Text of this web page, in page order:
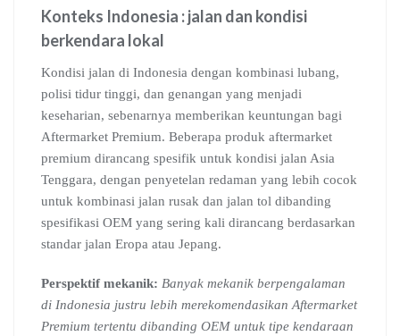
Konteks Indonesia : jalan dan kondisi
berkendara lokal
Kondisi jalan di Indonesia dengan kombinasi lubang,
polisi tidur tinggi, dan genangan yang menjadi
keseharian, sebenarnya memberikan keuntungan bagi
Aftermarket Premium. Beberapa produk aftermarket
premium dirancang spesifik untuk kondisi jalan Asia
Tenggara, dengan penyetelan redaman yang lebih cocok
untuk kombinasi jalan rusak dan jalan tol dibanding
spesifikasi OEM yang sering kali dirancang berdasarkan
standar jalan Eropa atau Jepang.
Perspektif mekanik: Banyak mekanik berpengalaman
di Indonesia justru lebih merekomendasikan Aftermarket
Premium tertentu dibanding OEM untuk tipe kendaraan